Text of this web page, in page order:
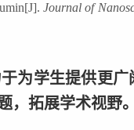
Journal of
为学生提供更
，拓展学术视野。